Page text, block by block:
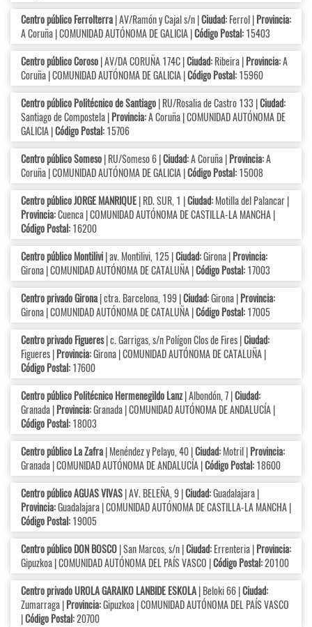
Centro público Ferrolterra| AV/Ramón y Cajal s/n |Ciudad:Ferrol |Provincia:
A Coruña | COMUNIDAD AUTÓNOMA DE GALICIA |Código Postal:15403
Centro público Coroso| AV/DA CORUÑA 174C |Ciudad:Ribeira |Provincia:A
Coruña | COMUNIDAD AUTÓNOMA DE GALICIA |Código Postal:15960
Centro público Politécnico de Santiago| RU/Rosalia de Castro 133 |Ciudad:
Santiago de Compostela |Provincia:A Coruña | COMUNIDAD AUTÓNOMA DE
GALICIA |Código Postal:15706
Centro público Someso| RU/Someso 6 |Ciudad:A Coruña |Provincia:A
Coruña | COMUNIDAD AUTÓNOMA DE GALICIA |Código Postal:15008
Centro público JORGE MANRIQUE| RD. SUR, 1 |Ciudad:Motilla del Palancar |
Provincia:Cuenca | COMUNIDAD AUTÓNOMA DE CASTILLA-LA MANCHA |
Código Postal:16200
Centro público Montilivi| av. Montilivi, 125 |Ciudad:Girona |Provincia:
Girona | COMUNIDAD AUTÓNOMA DE CATALUÑA |Código Postal:17003
Centro privado Girona| ctra. Barcelona, 199 |Ciudad:Girona |Provincia:
Girona | COMUNIDAD AUTÓNOMA DE CATALUÑA |Código Postal:17005
Centro privado Figueres| c. Garrigas, s/n Polígon Clos de Fires |Ciudad:
Figueres |Provincia:Girona | COMUNIDAD AUTÓNOMA DE CATALUÑA |
Código Postal:17600
Centro público Politécnico Hermenegildo Lanz| Albondón, 7 |Ciudad:
Granada |Provincia:Granada | COMUNIDAD AUTÓNOMA DE ANDALUCÍA |
Código Postal:18003
Centro público La Zafra| Menéndez y Pelayo, 40 |Ciudad:Motril |Provincia:
Granada | COMUNIDAD AUTÓNOMA DE ANDALUCÍA |Código Postal:18600
Centro público AGUAS VIVAS| AV. BELEÑA, 9 |Ciudad:Guadalajara |
Provincia:Guadalajara | COMUNIDAD AUTÓNOMA DE CASTILLA-LA MANCHA |
Código Postal:19005
Centro público DON BOSCO| San Marcos, s/n |Ciudad:Errenteria |Provincia:
Gipuzkoa | COMUNIDAD AUTÓNOMA DEL PAÍS VASCO |Código Postal:20100
Centro privado UROLA GARAIKO LANBIDE ESKOLA| Beloki 66 |Ciudad:
Zumarraga |Provincia:Gipuzkoa | COMUNIDAD AUTÓNOMA DEL PAÍS VASCO
|Código Postal:20700